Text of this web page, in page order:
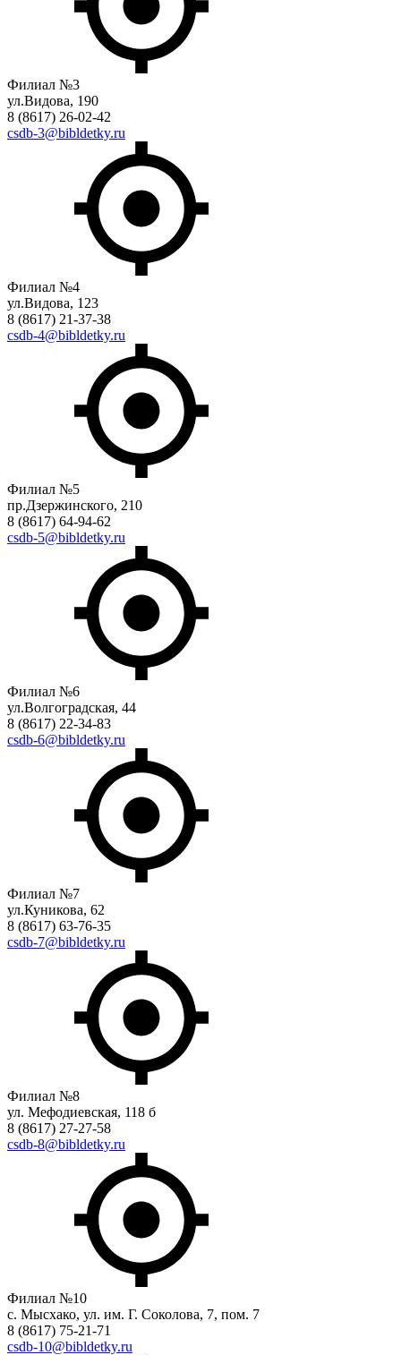
Филиал №3
ул.Видова, 190
8 (8617) 26-02-42
csdb-3@bibldetky.ru
Филиал №4
ул.Видова, 123
8 (8617) 21-37-38
csdb-4@bibldetky.ru
Филиал №5
пр.Дзержинского, 210
8 (8617) 64-94-62
csdb-5@bibldetky.ru
Филиал №6
ул.Волгоградская, 44
8 (8617) 22-34-83
csdb-6@bibldetky.ru
Филиал №7
ул.Куникова, 62
8 (8617) 63-76-35
csdb-7@bibldetky.ru
Филиал №8
ул. Мефодиевская, 118 б
8 (8617) 27-27-58
csdb-8@bibldetky.ru
Филиал №10
с. Мысхако, ул. им. Г. Соколова, 7, пом. 7
8 (8617) 75-21-71
csdb-10@bibldetky.ru